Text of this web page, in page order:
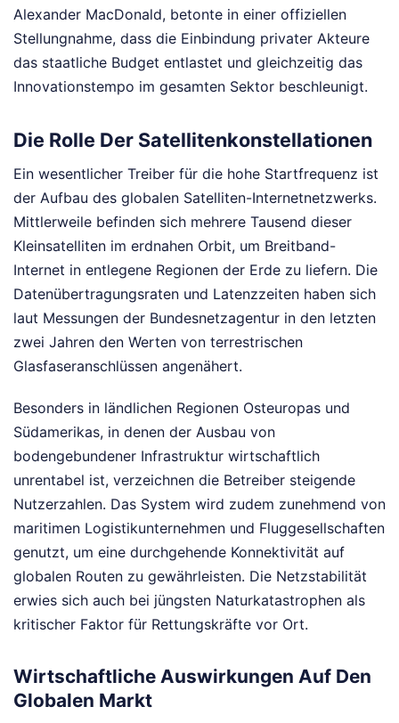
Alexander MacDonald, betonte in einer offiziellen
Stellungnahme, dass die Einbindung privater Akteure
das staatliche Budget entlastet und gleichzeitig das
Innovationstempo im gesamten Sektor beschleunigt.
Die Rolle Der Satellitenkonstellationen
Ein wesentlicher Treiber für die hohe Startfrequenz ist
der Aufbau des globalen Satelliten-Internetnetzwerks.
Mittlerweile befinden sich mehrere Tausend dieser
Kleinsatelliten im erdnahen Orbit, um Breitband-
Internet in entlegene Regionen der Erde zu liefern. Die
Datenübertragungsraten und Latenzzeiten haben sich
laut Messungen der Bundesnetzagentur in den letzten
zwei Jahren den Werten von terrestrischen
Glasfaseranschlüssen angenähert.
Besonders in ländlichen Regionen Osteuropas und
Südamerikas, in denen der Ausbau von
bodengebundener Infrastruktur wirtschaftlich
unrentabel ist, verzeichnen die Betreiber steigende
Nutzerzahlen. Das System wird zudem zunehmend von
maritimen Logistikunternehmen und Fluggesellschaften
genutzt, um eine durchgehende Konnektivität auf
globalen Routen zu gewährleisten. Die Netzstabilität
erwies sich auch bei jüngsten Naturkatastrophen als
kritischer Faktor für Rettungskräfte vor Ort.
Wirtschaftliche Auswirkungen Auf Den
Globalen Markt